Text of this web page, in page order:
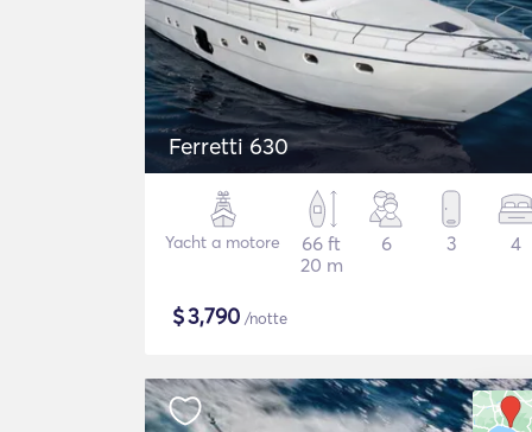
Ferretti 630
Yacht a motore
66 ft
20 m
6 3 4
$3,790 /notte